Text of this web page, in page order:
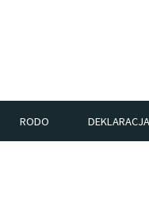
RODO